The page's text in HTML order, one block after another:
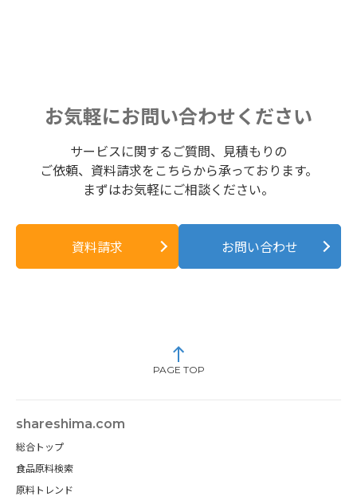
お気軽にお問い合わせください
サービスに関するご質問、見積もりの
ご依頼、資料請求をこちらから承っております。
まずはお気軽にご相談ください。
資料請求 お問い合わせ
PAGE TOP
shareshima.com
総合トップ
食品原料検索
原料トレンド